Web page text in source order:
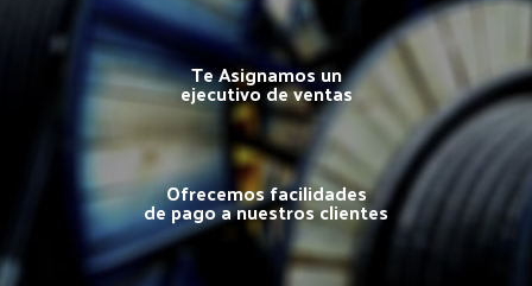
Te Asignamos un
ejecutivo de ventas
Ofrecemos facilidades
de pago a nuestros clientes